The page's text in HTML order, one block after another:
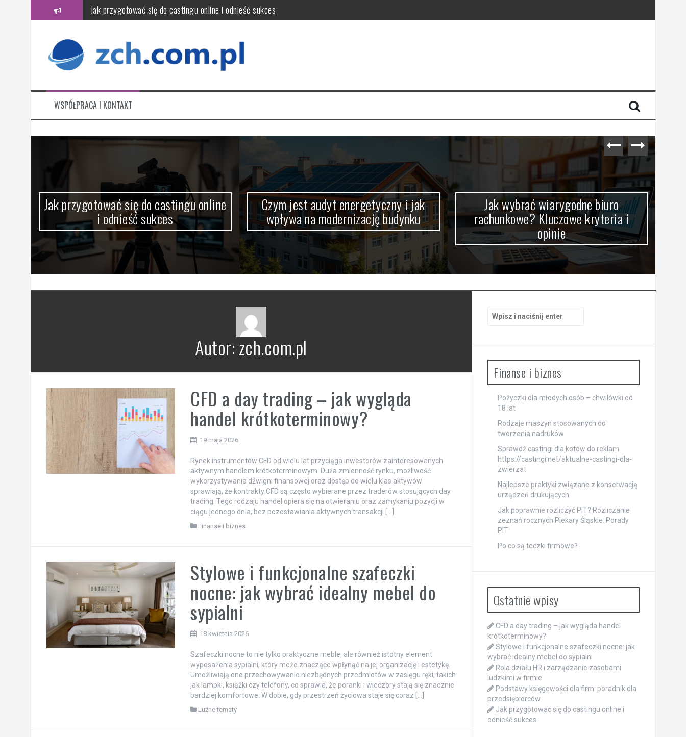
Jak przygotować się do castingu online i odnieść sukces
Jak wybrać wiarygodne biuro rachunkowe? Kluczowe kryteria i opinie
Jak przygotować komputer do serwisu: krok po kroku i wskazówki
Jak wybrać firmę sprzątającą? Kluczowe kryteria i czynniki decyzyjne
CFD a day trading – jak wygląda handel krótkoterminowy?
WSPÓŁPRACA I KONTAKT
Jak przygotować się do castingu online
i odnieść sukces
Czym jest audyt energetyczny i jak
wpływa na modernizację budynku
Jak wybrać wiarygodne biuro
rachunkowe? Kluczowe kryteria i
opinie
Autor:zch.com.pl
CFD a day trading – jak wygląda
handel krótkoterminowy?
19 maja 2026
Rynek instrumentów CFD od wielu lat przyciąga inwestorów zainteresowanych
aktywnym handlem krótkoterminowym. Duża zmienność rynku, możliwość
wykorzystywania dźwigni finansowej oraz dostęp do wielu klas aktywów
sprawiają, że kontrakty CFD są często wybierane przez traderów stosujących day
trading. Tego rodzaju handel opiera się na otwieraniu oraz zamykaniu pozycji w
ciągu jednego dnia, bez pozostawiania aktywnych transakcji […]
Finanse i biznes
Stylowe i funkcjonalne szafeczki
nocne: jak wybrać idealny mebel do
sypialni
18 kwietnia 2026
Szafeczki nocne to nie tylko praktyczne meble, ale również istotny element
wyposażenia sypialni, który może znacząco wpłynąć na jej organizację i estetykę.
Umożliwiają one przechowywanie niezbędnych przedmiotów w zasięgu ręki, takich
jak lampki, książki czy telefony, co sprawia, że poranki i wieczory stają się znacznie
bardziej komfortowe. W dobie, gdy przestrzeń życiowa staje się coraz […]
Luźne tematy
Szukaj:
Finanse i biznes
Pożyczki dla młodych osób – chwilówki od
18 lat
Rodzaje maszyn stosowanych do
tworzenia nadruków
Sprawdź castingi dla kotów do reklam
https://castingi.net/aktualne-castingi-dla-
zwierzat
Najlepsze praktyki związane z konserwacją
urządzeń drukujących
Jak poprawnie rozliczyć PIT? Rozliczanie
zeznań rocznych Piekary Śląskie. Porady
PIT
Po co są teczki firmowe?
Ostatnie wpisy
CFD a day trading – jak wygląda handel
krótkoterminowy?
Stylowe i funkcjonalne szafeczki nocne: jak
wybrać idealny mebel do sypialni
Rola działu HR i zarządzanie zasobami
ludzkimi w firmie
Podstawy księgowości dla firm: poradnik dla
przedsiębiorców
Jak przygotować się do castingu online i
odnieść sukces